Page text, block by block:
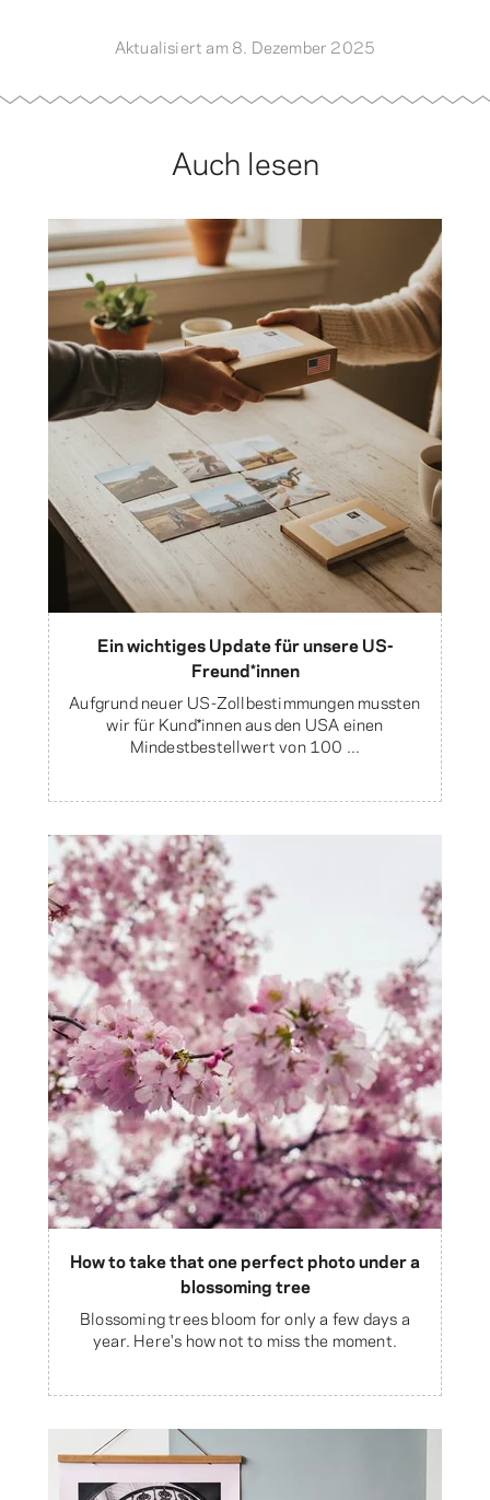
Aktualisiert am 8. Dezember 2025
Auch lesen
Ein wichtiges Update für unsere US-
Freund*innen
Aufgrund neuer US-Zollbestimmungen mussten
wir für Kund*innen aus den USA einen
Mindestbestellwert von 100 ...
How to take that one perfect photo under a
blossoming tree
Blossoming trees bloom for only a few days a
year. Here's how not to miss the moment.